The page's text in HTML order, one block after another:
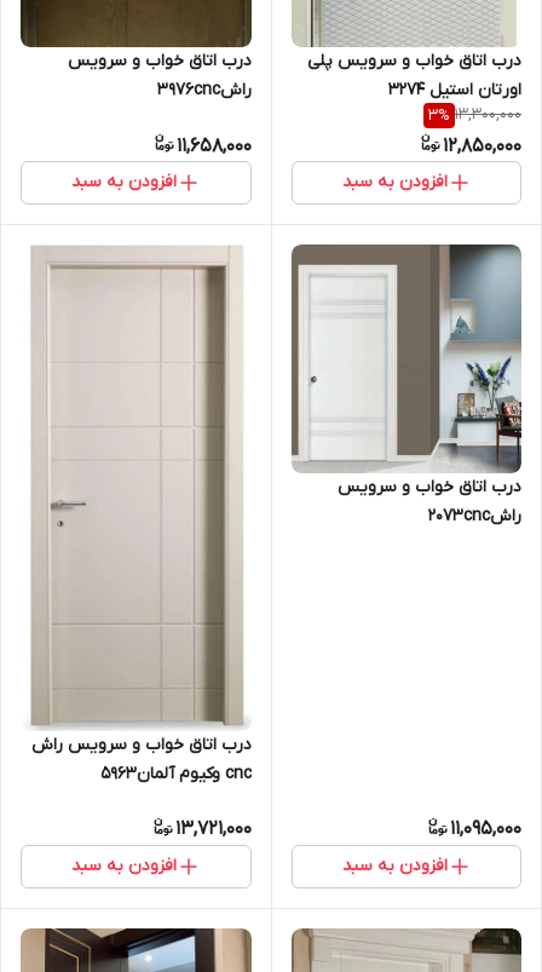
درب اتاق خواب و سرویس پلی
اورتان استیل 3274
13,300,000
3%
12,850,000
افزودن به سبد
درب اتاق خواب و سرویس
راش3976cnc
11,658,000
افزودن به سبد
درب اتاق خواب و سرویس
راش2073cnc
11,095,000
افزودن به سبد
درب اتاق خواب و سرویس راش
cnc وکیوم آلمان5963
13,721,000
افزودن به سبد